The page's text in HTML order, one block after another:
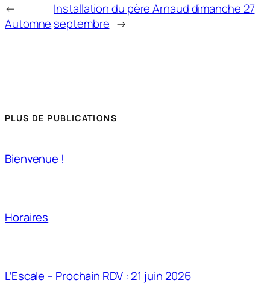
←
Automne
Installation du père Arnaud dimanche 27
septembre →
PLUS DE PUBLICATIONS
Bienvenue !
Horaires
L’Escale – Prochain RDV : 21 juin 2026